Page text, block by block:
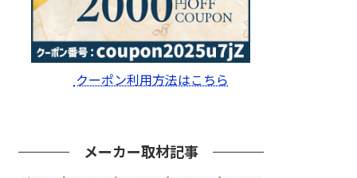
クーポン利用方法はこちら
メーカー取材記事